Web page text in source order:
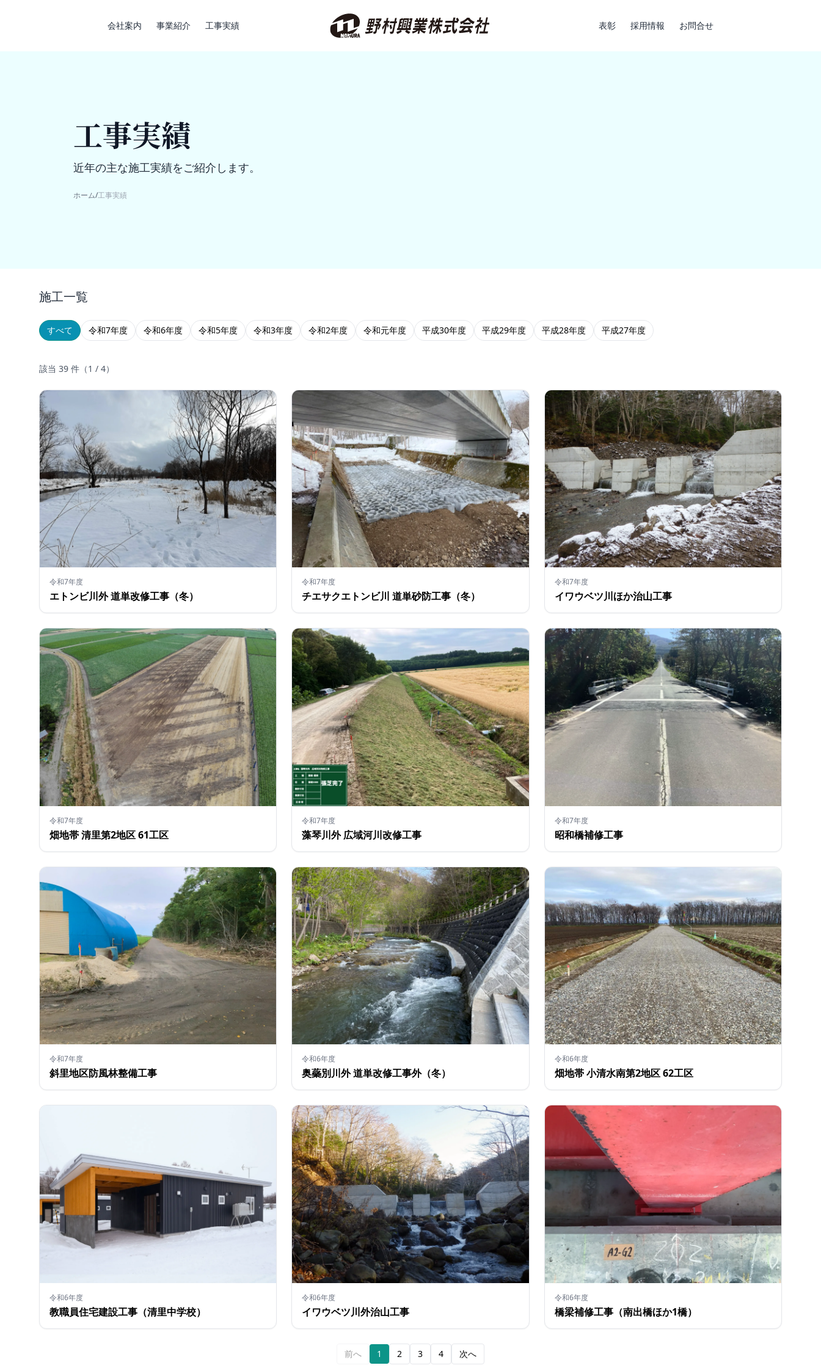
会社案内 事業紹介 工事実績 表彰 採用情報 お問合せ
工事実績
近年の主な施工実績をご紹介します。
ホーム/工事実績
施工一覧
すべて 令和7年度 令和6年度 令和5年度 令和3年度 令和2年度 令和元年度 平成30年度 平成29年度 平成28年度 平成27年度
該当 39 件（1 / 4）
令和7年度
エトンビ川外 道単改修工事（冬）
令和7年度
チエサクエトンビ川 道単砂防工事（冬）
令和7年度
イワウベツ川ほか治山工事
令和7年度
畑地帯 清里第2地区 61工区
令和7年度
藻琴川外 広域河川改修工事
令和7年度
昭和橋補修工事
令和7年度
斜里地区防風林整備工事
令和6年度
奥蘂別川外 道単改修工事外（冬）
令和6年度
畑地帯 小清水南第2地区 62工区
令和6年度
教職員住宅建設工事（清里中学校）
令和6年度
イワウベツ川外治山工事
令和6年度
橋梁補修工事（南出橋ほか1橋）
前へ 1 2 3 4 次へ